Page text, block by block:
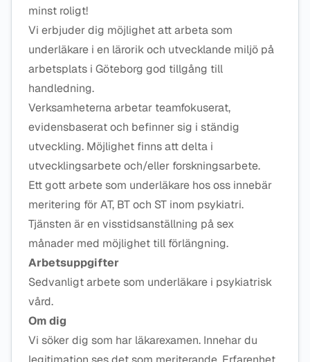
minst roligt!
Vi erbjuder dig möjlighet att arbeta som
underläkare i en lärorik och utvecklande miljö på
arbetsplats i Göteborg god tillgång till
handledning.
Verksamheterna arbetar teamfokuserat,
evidensbaserat och befinner sig i ständig
utveckling. Möjlighet finns att delta i
utvecklingsarbete och/eller forskningsarbete.
Ett gott arbete som underläkare hos oss innebär
meritering för AT, BT och ST inom psykiatri.
Tjänsten är en visstidsanställning på sex
månader med möjlighet till förlängning.
Arbetsuppgifter
Sedvanligt arbete som underläkare i psykiatrisk
vård.
Om dig
Vi söker dig som har läkarexamen. Innehar du